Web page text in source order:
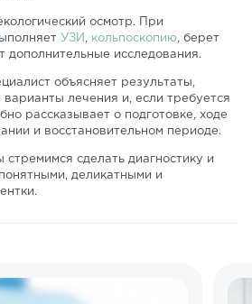
осмотр. При
УЗИ кольпоскопию , берет
дополнительные исследования.
объясняет результаты,
лечения и, если требуется
рассказывает о подготовке, ходе
и восстановительном периоде.
стремимся сделать диагностику и
деликатными и